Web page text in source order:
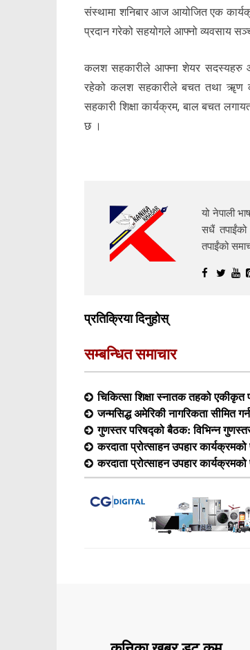
संस्थामा शनिबार आज आयोजित एक
प्रदान गरेको सहयोगले आफ्नो व्यवसाय
कलश सहकारीले आफ्ना शेयर सदस्यहरु आपत
रहेको कलश सहकारीले बचत तथा ॠण
सहकारी शिक्षा कार्यक्रम, बाल बचत
छ ।
यो नेपाली
सधैं तपाईंको
तपाईंको
प्रतिक्रिया दिनुहोस्
सम्बन्धित समाचार
चिकित्सा शिक्षा स्नातक तहको
जन्मसिद्ध अमेरिकी नागरिकता सीमित
गुणस्तर परिषद्को बैठक: विभिन्न
करदाता प्रोत्साहन उपहार
करदाता प्रोत्साहन उपहार